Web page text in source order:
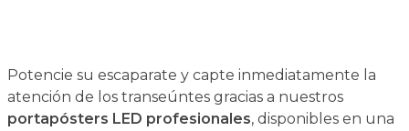
Potencie su escaparate y capte inmediatamente la
atención de los transeúntes gracias a nuestros
portapósters LED profesionales, disponibles en una